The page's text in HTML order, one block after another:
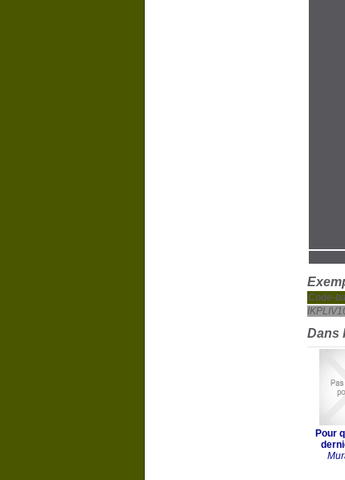
Code-
Dans
Pour